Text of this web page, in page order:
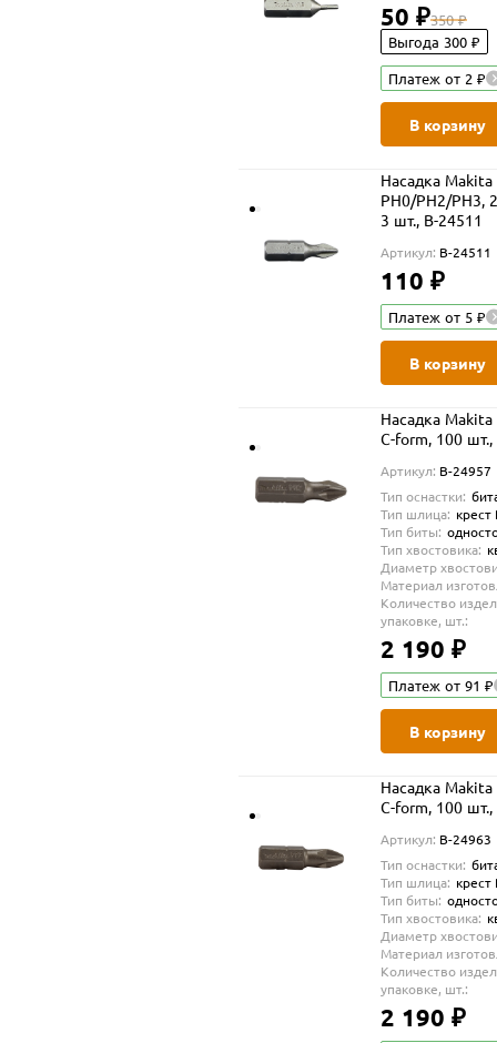
50 ₽350 ₽
Выгода 300 ₽
Платеж от 2 ₽
В корзину
Насадка Makita
PH0/PH2/PH3,
3 шт., B-24511
Артикул: B-24511
110 ₽
Платеж от 5 ₽
В корзину
Насадка
C-form, 100
Артикул: B-24957
Тип оснастки:
Тип шлица: крест
Тип биты:
Тип хвостовика:
Диаметр
Материал
Количество
упаковке, шт.:
2 190 ₽
Платеж от 91 ₽
В корзину
Насадка
C-form, 100
Артикул: B-24963
Тип оснастки:
Тип шлица: крест
Тип биты:
Тип хвостовика:
Диаметр
Материал
Количество
упаковке, шт.:
2 190 ₽